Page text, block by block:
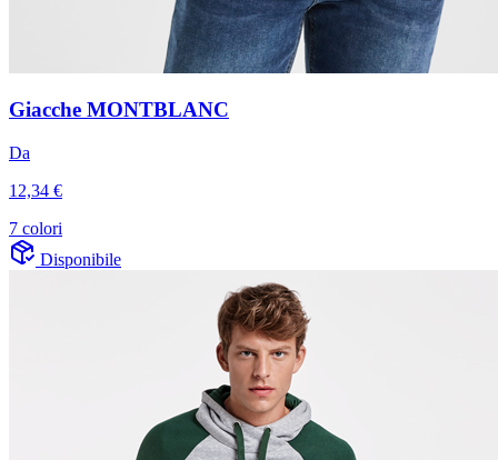
Giacche MONTBLANC
Da
12,34 €
7 colori
Disponibile